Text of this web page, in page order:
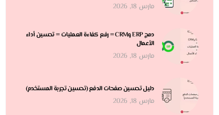
مارس 18, 2026
دمج ERP وCRM = رفع كفاءة العمليات = تحسين أداء
الأعمال
مارس 18, 2026
دليل تحسين صفحات الدفع (تحسين تجربة المستخدم)
مارس 18, 2026